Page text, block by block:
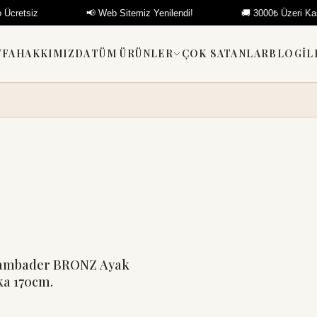
📢 Web Sitemiz Yenilendi! 🚚 3000₺ Üzeri Kargo
HAKKIMIZDATÜM ÜRÜNLER ÇOK SATANLARBLOG
BRONZ Ayak
170cm.